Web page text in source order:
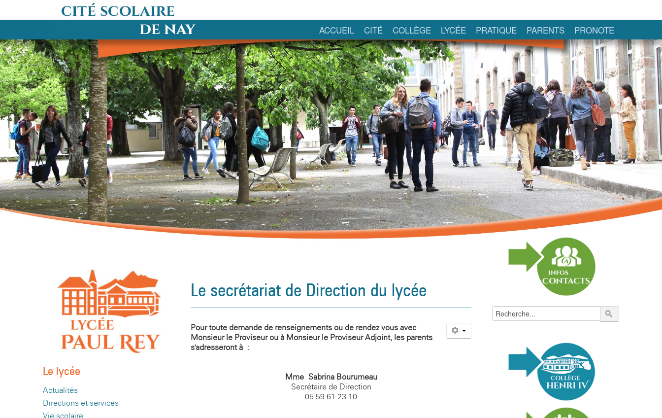
ACCUEIL CITÉ COLLÈGE LYCÉE PRATIQUE PARENTS PRONOTE
Le lycée
Actualités
Directions et services
Vie scolaire
Le secrétariat de Direction du lycée
Pour toute demande de renseignements ou de rendez-vous avec
Monsieur le Proviseur ou à Monsieur le Proviseur Adjoint, les parents
s'adresseront à :
Mme Sabrina Bourumeau
Secrétaire de Direction
05 59 61 23 10